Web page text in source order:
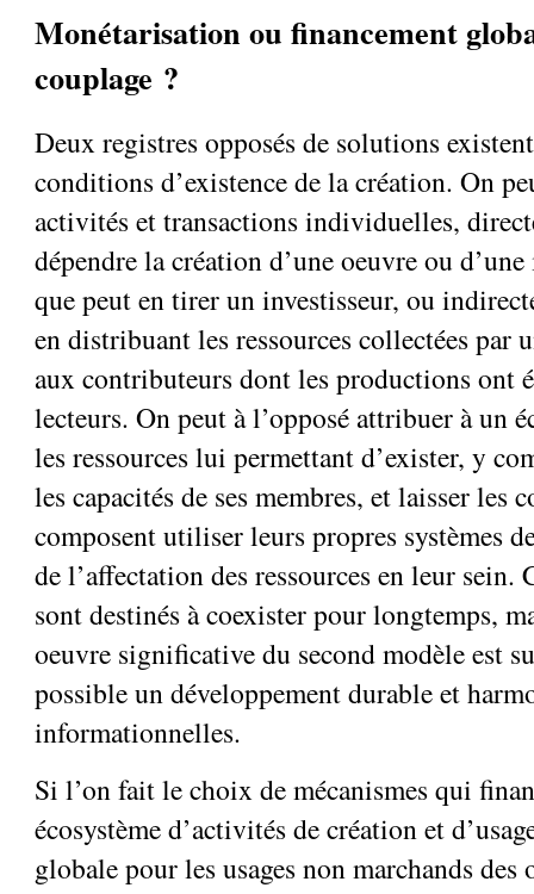
Monétarisation ou financement
couplage ?
Deux registres opposés de solutions
conditions d’existence de la création. On
activités et transactions individuelles,
dépendre la création d’une oeuvre ou
que peut en tirer un investisseur, ou
en distribuant les ressources collectées par
aux contributeurs dont les productions ont
lecteurs. On peut à l’opposé attribuer à un
les ressources lui permettant d’exister, y
les capacités de ses membres, et laisser les
composent utiliser leurs propres systèmes
de l’affectation des ressources en leur sein.
sont destinés à coexister pour longtemps,
oeuvre significative du second modèle est
possible un développement durable et
informationnelles.
Si l’on fait le choix de mécanismes qui
écosystème d’activités de création et
globale pour les usages non marchands